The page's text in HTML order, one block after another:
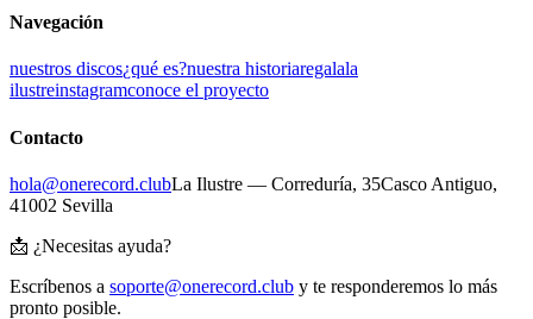
Navegación
nuestros discos¿qué es?nuestra historiaregalala
ilustreinstagramconoce el proyecto
Contacto
hola@onerecord.clubLa Ilustre — Correduría, 35Casco Antiguo,
41002 Sevilla
📩 ¿Necesitas ayuda?
Escríbenos a soporte@onerecord.club y te responderemos lo más
pronto posible.